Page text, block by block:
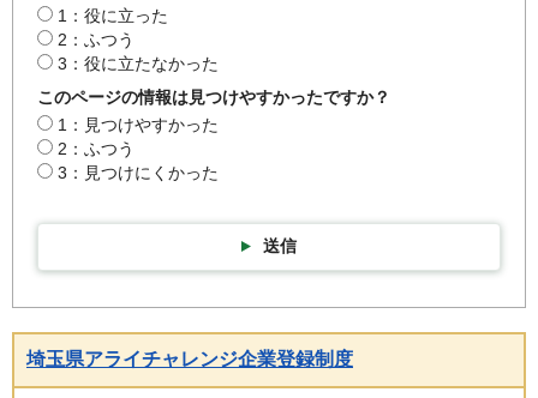
1：役に立った
2：ふつう
3：役に立たなかった
このページの情報は見つけやすかったですか？
1：見つけやすかった
2：ふつう
3：見つけにくかった
送信
埼玉県アライチャレンジ企業登録制度